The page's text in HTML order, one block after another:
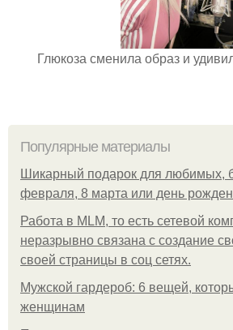
Глюкоза сменила образ и
Популярные материалы
Шикарный подарок для любимых,
февраля, 8 марта или день
Работа в MLM, то есть сетевой
неразрывно связана с создание
своей страницы в соц сетях.
Мужской гардероб: 6 вещей,
женщинам